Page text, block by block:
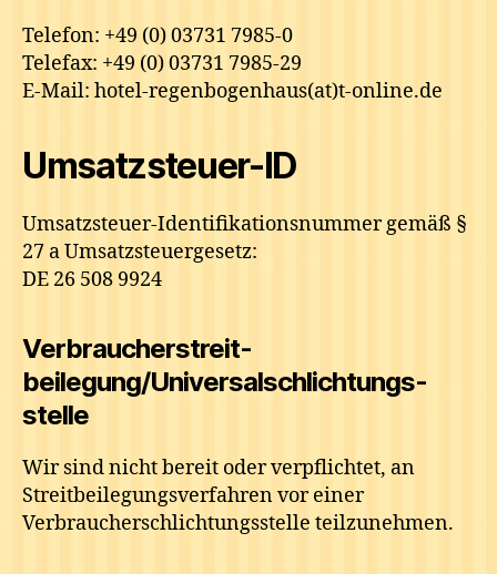
Telefon: +49 (0) 03731 7985-0
Telefax: +49 (0) 03731 7985-29
E-Mail: hotel-regenbogenhaus(at)t-online.de
Umsatzsteuer-ID
Umsatzsteuer-Identifikationsnummer gemäß §
27 a Umsatzsteuergesetz:
DE 26 508 9924
Verbraucher­streit­
beilegung/Universal­schlichtungs­
stelle
Wir sind nicht bereit oder verpflichtet, an
Streitbeilegungsverfahren vor einer
Verbraucherschlichtungsstelle teilzunehmen.